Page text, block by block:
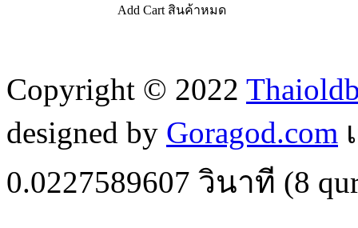
Add Cart สินค้าหมด
Copyright © 2022
designed by Goragod.com
0.0227589607 วินาที (8